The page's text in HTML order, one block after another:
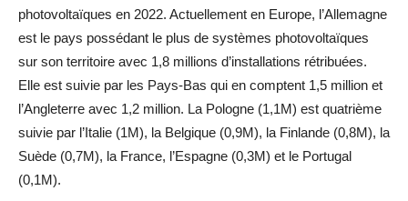
photovoltaïques en 2022. Actuellement en Europe, l’Allemagne
est le pays possédant le plus de systèmes photovoltaïques
sur son territoire avec 1,8 millions d’installations rétribuées.
Elle est suivie par les Pays-Bas qui en comptent 1,5 million et
l’Angleterre avec 1,2 million. La Pologne (1,1M) est quatrième
suivie par l’Italie (1M), la Belgique (0,9M), la Finlande (0,8M), la
Suède (0,7M), la France, l’Espagne (0,3M) et le Portugal
(0,1M).